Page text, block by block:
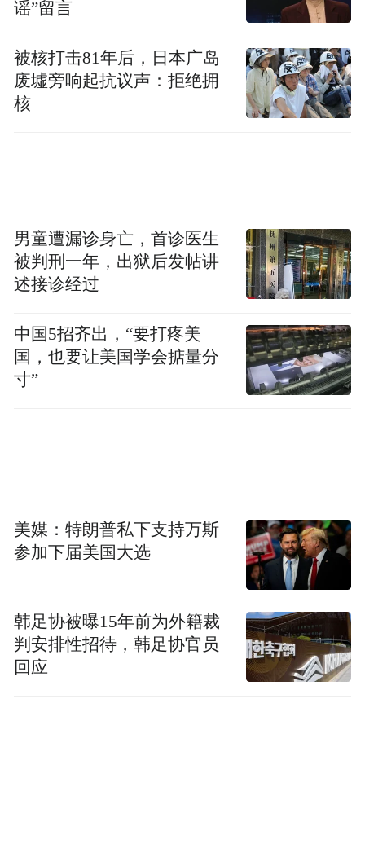
谣”留言
被核打击81年后，日本广岛
废墟旁响起抗议声：拒绝拥
核
男童遭漏诊身亡，首诊医生
被判刑一年，出狱后发帖讲
述接诊经过
中国5招齐出，“要打疼美
国，也要让美国学会掂量分
寸”
美媒：特朗普私下支持万斯
参加下届美国大选
韩足协被曝15年前为外籍裁
判安排性招待，韩足协官员
回应